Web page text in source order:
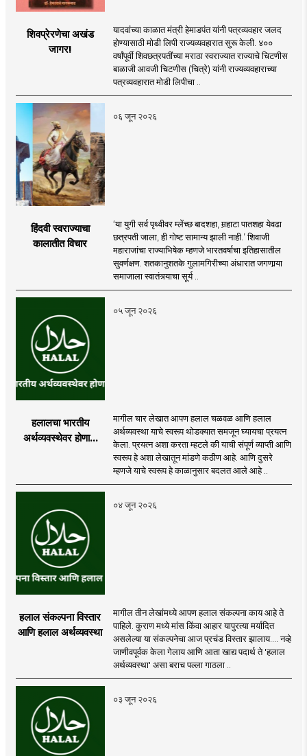
शिवप्रेरणेचा अखंड
जागर!
यादवांच्या काळात मंत्री हेमाडपंत यांनी पत्रव्यवहार जलद
होण्यासाठी मोडी लिपी राज्यव्यवहारात सुरू केली. ४००
वर्षांपूर्वी शिवछत्रपतींच्या मराठा स्वराज्यात राज्याचे चिटणीस
बाळाजी आवजी चिटणीस (चित्रे) यांनी राज्यव्यवहाराच्या
पत्रव्यवहारात मोडी लिपीचा ..
०६ जून २०२६
हिंदवी स्वराज्याचा
कालातीत विचार
‘या युगी सर्व पृथ्वीवर म्लेंच्छ बादशहा, मर्‍हाटा पातशहा येवढा
छत्रपती जाला, ही गोष्ट सामान्य झाली नाही.’ शिवाजी
महाराजांचा राज्याभिषेक म्हणजे भारतवर्षाचा इतिहासातील
सुवर्णक्षण. शतकानुशतके गुलामगिरीच्या अंधारात जगणार्‍या
समाजाला स्वातंत्र्याचा सूर्य ..
०५ जून २०२६
हलालचा भारतीय
अर्थव्यवस्थेवर होणारा
मागील चार लेखात आपण हलाल चळवळ आणि हलाल
अर्थव्यवस्था याचे स्वरूप थोडक्यात समजून घ्यायचा प्रयत्न
केला. प्रयत्न अशा करता म्हटले की याची संपूर्ण व्याप्ती आणि
स्वरूप हे अशा लेखातून मांडणे कठीण आहे. आणि दुसरे
म्हणजे याचे स्वरूप हे काळानुसार बदलत आले आहे ..
०४ जून २०२६
हलाल संकल्पना विस्तार
आणि हलाल अर्थव्यवस्था
मागील तीन लेखांमध्ये आपण हलाल संकल्पना काय आहे ते
पाहिले. कुराण मध्ये मांस किंवा आहार यापुरत्या मर्यादित
असलेल्या या संकल्पनेचा आज प्रचंड विस्तार झालाय.... नव्हे
जाणीवपूर्वक केला गेलाय आणि आता खाद्य पदार्थ ते 'हलाल
अर्थव्यवस्था' असा बराच पल्ला गाठला ..
०३ जून २०२६